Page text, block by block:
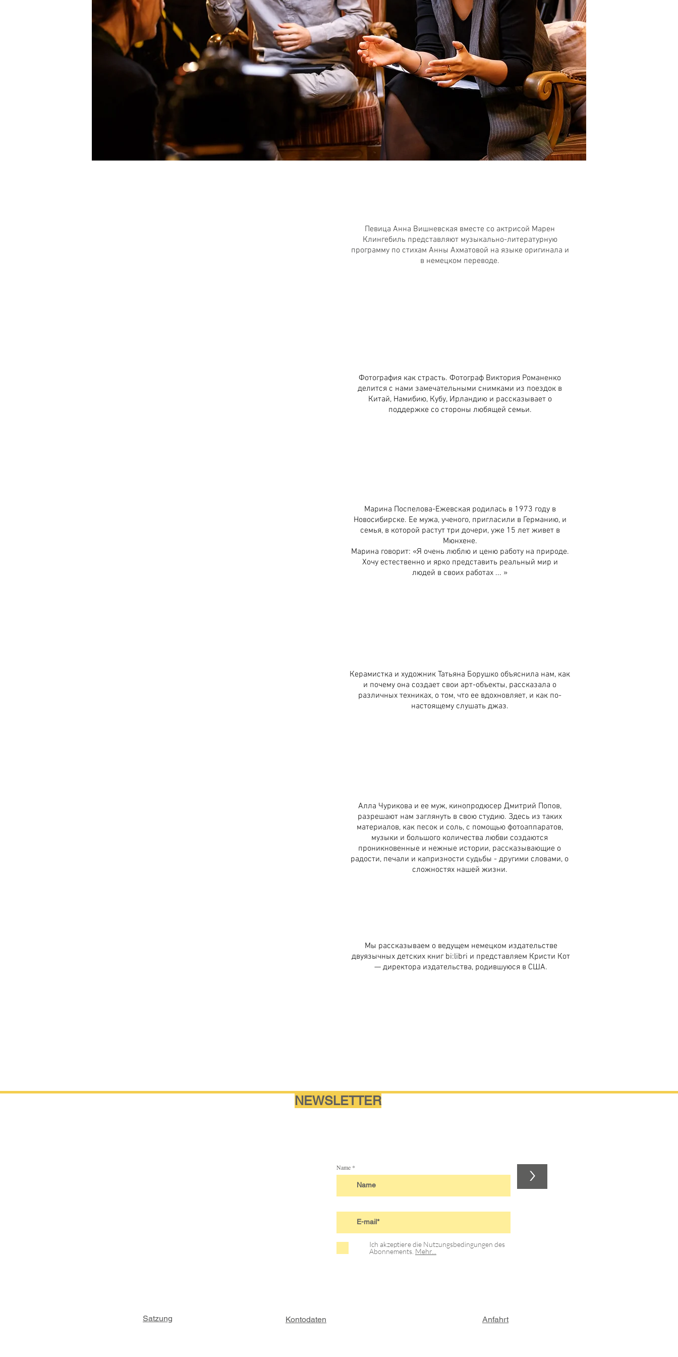
Певица Анна Вишневская вместе со актрисой Марен
Клингебиль представляют музыкально-литературную
программу по стихам Анны Ахматовой на языке оригинала и
в немецком переводе.
Фотография как страсть. Фотограф Виктория Романенко
делится с нами замечательными снимками из поездок в
Китай, Намибию, Кубу, Ирландию и рассказывает о
поддержке со стороны любящей семьи.
Марина Поспелова-Ежевская родилась в 1973 году в
Новосибирске. Ее мужа, ученого, пригласили в Германию, и
семья, в которой растут три дочери, уже 15 лет живет в
Мюнхене.
Марина говорит: «Я очень люблю и ценю работу на природе.
Хочу естественно и ярко представить реальный мир и
людей в своих работах ... »
Керамистка и художник Татьяна Борушко объяснила нам, как
и почему она создает свои арт-объекты, рассказала о
различных техниках, о том, что ее вдохновляет, и как по-
настоящему слушать джаз.
Алла Чурикова и ее муж, кинопродюсер Дмитрий Попов,
разрешают нам заглянуть в свою студию. Здесь из таких
материалов, как песок и соль, с помощью фотоаппаратов,
музыки и большого количества любви создаются
проникновенные и нежные истории, рассказывающие о
радости, печали и капризности судьбы - другими словами, о
сложностях нашей жизни.
Мы рассказываем о ведущем немецком издательстве
двуязычных детских книг bi:libri и представляем Кристи Кот
— директора издательства, родившуюся в США.
NEWSLETTER
Name >
Ich akzeptiere die Nutzungsbedingungen des
Abonnements. Mehr...
Satzung Kontodaten Anfahrt